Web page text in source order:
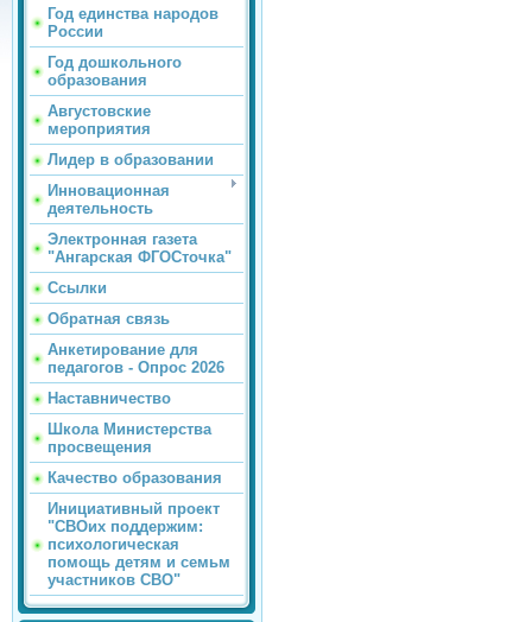
Год единства народов
России
Год дошкольного
образования
Августовские
мероприятия
Лидер в образовании
Инновационная
деятельность
Электронная газета
"Ангарская ФГОСточка"
Ссылки
Обратная связь
Анкетирование для
педагогов - Опрос 2026
Наставничество
Школа Министерства
просвещения
Качество образования
Инициативный проект
"СВОих поддержим:
психологическая
помощь детям и семьм
участников СВО"